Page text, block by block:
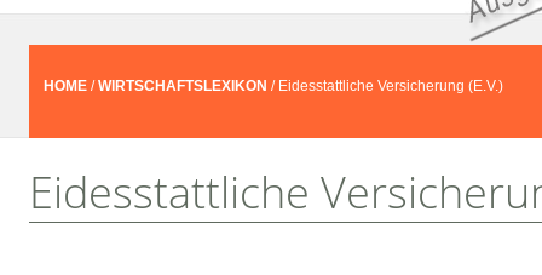
HOME /WIRTSCHAFTSLEXIKON / Eidesstattliche Versicherung (E.V.)
Eidesstattliche